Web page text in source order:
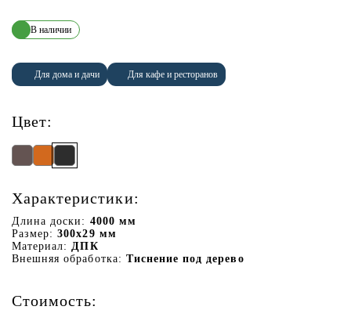
В наличии
Для дома и дачи Для кафе и ресторанов
Цвет:
Характеристики:
Длина доски: 4000 мм
Размер: 300х29 мм
Материал: ДПК
Внешняя обработка: Тиснение под дерево
Стоимость: